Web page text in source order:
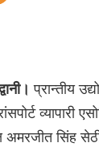
प्रान्तीय
व्यापारी
अमरजीत सिंह